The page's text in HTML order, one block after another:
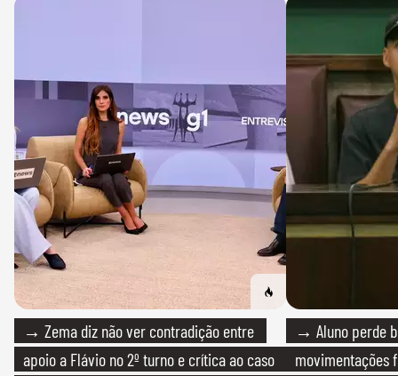
→ Zema diz não ver contradição entre
apoio a Flávio no 2º turno e crítica ao caso
→ Aluno perde
movimentações